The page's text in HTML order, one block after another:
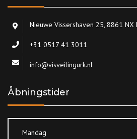
Nieuwe Vissershaven 25, 8861
+31 0517 41 3011
info@visveilingurk.nl
Åbningstider
Mandag